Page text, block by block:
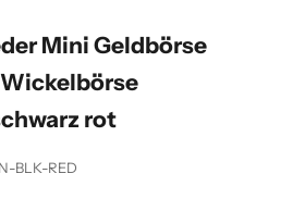
Mini Geldbörse
rot
BLK-RED